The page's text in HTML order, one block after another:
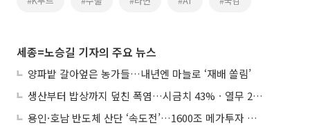
세종=노승길 기자의 주요 뉴스
양파밭 갈아엎은 농가들…내년엔 마늘로 ‘재배 쏠림’
생산부터 밥상까지 덮친 폭염…시금치 43%ㆍ열무 28% 급등
용인·호남 반도체 산단 ‘속도전’…1600조 메가투자 이행 총력